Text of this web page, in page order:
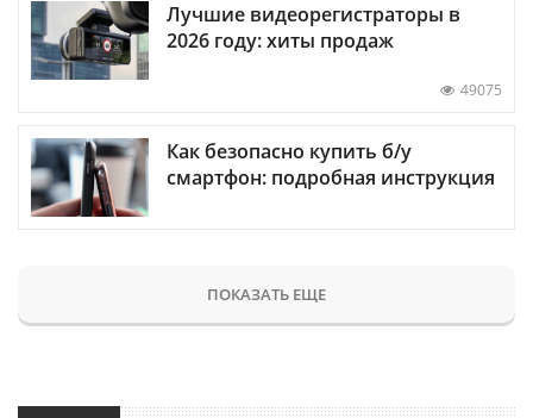
Лучшие видеорегистраторы в
2026 году: хиты продаж
49075
Как безопасно купить б/у
смартфон: подробная инструкция
ПОКАЗАТЬ ЕЩЕ